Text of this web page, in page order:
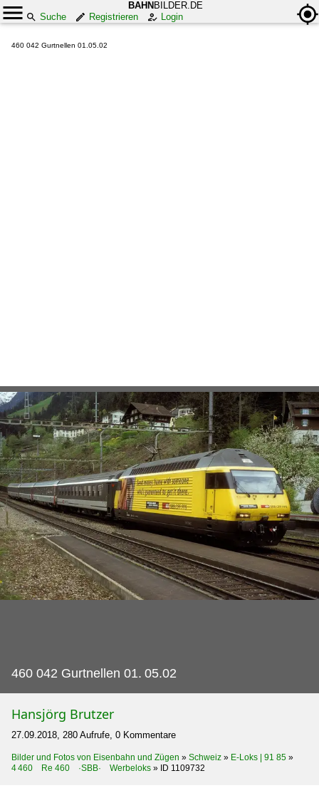
BAHN BILDER.DE
Suche
Registrieren Login
460 042 Gurtnellen 01.05.02
460 042 Gurtnellen 01. 05.02
Hansjörg Brutzer
27.09.2018, 280 Aufrufe, 0 Kommentare
Bilder und Fotos von Eisenbahn und Zügen » Schweiz » E-Loks | 91 85 »
4 460 Re 460 ·SBB· Werbeloks » ID 1109732